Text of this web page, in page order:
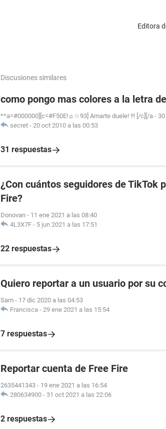
Editora
Discusiones similares
como pongo mas colores a la letra
**a=#000000][c=#F50E!☼☆93] Amarte duele! !!! [/c][/a -
secret - 20 oct 2010 a las 00:53
31 respuestas
¿Con cuántos seguidores de TikTok
Fire?
Donovan - 11 ene 2021 a las 08:40
4L3X7F - 5 jun 2021 a las 17:51
22 respuestas
Quiero reportar a un usuario por su
Sam - 17 dic 2020 a las 04:53
Francisca - 29 ene 2021 a las 15:54
7 respuestas
Reportar cuenta de Free Fire
2635441343 - 19 ene 2021 a las 16:54
280634900 - 31 oct 2021 a las 22:06
2 respuestas